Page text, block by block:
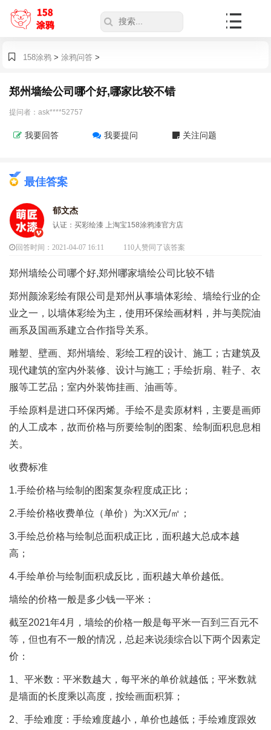
158涂鸦> 涂鸦问答>
郑州墙绘公司哪个好,哪家比较不错
提问者：ask****52757
我要回答 我要提问 关注问题
最佳答案
郁文杰
认证：买彩绘漆 上淘宝158涂鸦漆官方店
回答时间：2021-04-07 16:11 110人赞同了该答案
郑州墙绘公司哪个好,郑州哪家墙绘公司比较不错
郑州颜涂彩绘有限公司是郑州从事墙体彩绘、墙绘行业的企
业之一，以墙体彩绘为主，使用环保绘画材料，并与美院油
画系及国画系建立合作指导关系。
雕塑、壁画、郑州墙绘、彩绘工程的设计、施工；古建筑及
现代建筑的室内外装修、设计与施工；手绘折扇、鞋子、衣
服等工艺品；室内外装饰挂画、油画等。
手绘原料是进口环保丙烯。手绘不是卖原材料，主要是画师
的人工成本，故而价格与所要绘制的图案、绘制面积息息相
关。
收费标准
1.手绘价格与绘制的图案复杂程度成正比；
2.手绘价格收费单位（单价）为:XX元/㎡；
3.手绘总价格与绘制总面积成正比，面积越大总成本越
高；
4.手绘单价与绘制面积成反比，面积越大单价越低。
墙绘的价格一般是多少钱一平米：
截至2021年4月，墙绘的价格一般是每平米一百到三百元不
等，但也有不一般的情况，总起来说须综合以下两个因素定
价：
1、平米数：平米数越大，每平米的单价就越低；平米数就
是墙面的长度乘以高度，按绘画面积算；
2、手绘难度：手绘难度越小，单价也越低；手绘难度跟效